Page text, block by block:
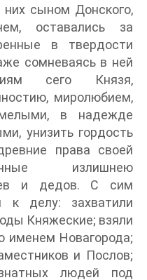
сыном Донского,
оставались за
в твердости
сомневаясь в ней
сего Князя,
миролюбием,
в надежде
унизить гордость
права своей
излишнею
и дедов. С сим
к делу: захватили
Княжеские; взяли
именем Новагорода;
и Послов;
людей под